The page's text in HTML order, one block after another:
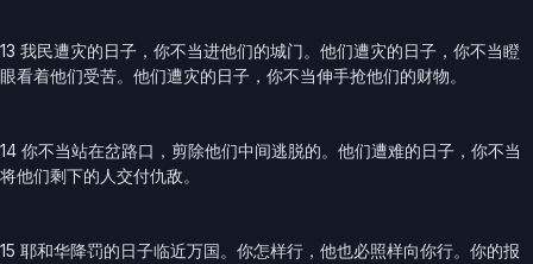
13 我民遭灾的日子，你不当进他们的城门。他们遭灾的日子，你不当瞪
眼看着他们受苦。他们遭灾的日子，你不当伸手抢他们的财物。
14 你不当站在岔路口，剪除他们中间逃脱的。他们遭难的日子，你不当
将他们剩下的人交付仇敌。
15 耶和华降罚的日子临近万国。你怎样行，他也必照样向你行。你的报